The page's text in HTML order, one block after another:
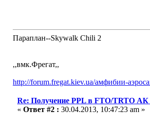
Параплан--Skywalk Chili 2
,,вмк.Фрегат,,
http://forum.fregat.kiev.ua/амфибии-
Re: Получение PPL в FTO/TRTO
« Ответ #2 : 30.04.2013, 10:47:23 am »